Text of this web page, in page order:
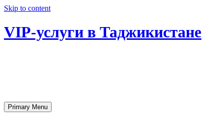
Skip to content
VIP-услуги в Таджикистане
Primary Menu